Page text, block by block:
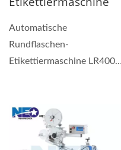
Automatische
Rundflaschen-
Etikettiermaschine LR4000
Kunststoffflaschen...